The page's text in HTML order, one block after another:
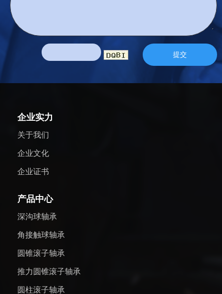
企业实力
关于我们
企业文化
企业证书
产品中心
深沟球轴承
角接触球轴承
圆锥滚子轴承
推力圆锥滚子轴承
圆柱滚子轴承